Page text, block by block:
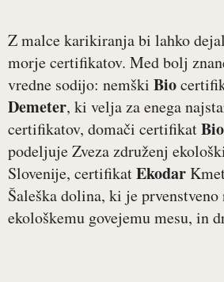
Z malce karikiranja bi lahko
morje certifikatov. Med bolj
vredne sodijo: nemški Bio
Demeter, ki velja za enega
certifikatov, domači certifikat
podeljuje Zveza združenj
Slovenije, certifikatEkodar
Šaleška dolina, ki je prvenstveno
ekološkemu govejemu mesu, in